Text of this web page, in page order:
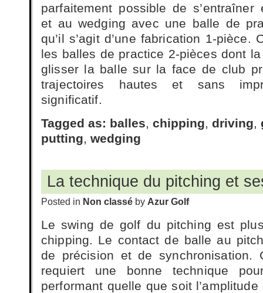
parfaitement possible de
et au wedging avec une balle de
qu’il s’agit d’une fabrication 1-pièce.
les balles de practice 2-pièces dont
glisser la balle sur la face de club
trajectoires hautes et sans
significatif.
Tagged as: balles, chipping, driving,
putting, wedging
La technique du pitching et
Posted in Non classé by Azur Golf
Le swing de golf du pitching est
chipping. Le contact de balle au
de précision et de synchronisation.
requiert une bonne technique
performant quelle que soit